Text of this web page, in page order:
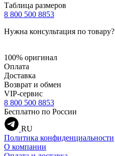
Таблица размеров
8 800 500 8853
Нужна консультация по товару?
100% оригинал
Оплата
Доставка
Возврат и обмен
VIP-сервис
8 800 500 8853
Бесплатно по России
RU
Политика конфиденциальности
О компании